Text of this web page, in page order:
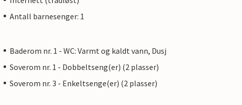
Antall barnesenger: 1
Baderom nr. 1 - WC: Varmt og kaldt vann, Dusj
Soverom nr. 1 - Dobbeltseng(er) (2 plasser)
Soverom nr. 3 - Enkeltsenge(er) (2 plasser)